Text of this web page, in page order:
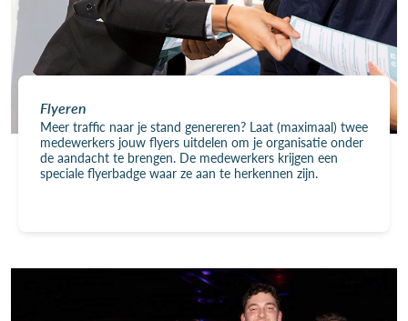
Flyeren
Meer traffic naar je stand genereren? Laat (maximaal) twee
medewerkers jouw flyers uitdelen om je organisatie onder
de aandacht te brengen. De medewerkers krijgen een
speciale flyerbadge waar ze aan te herkennen zijn.